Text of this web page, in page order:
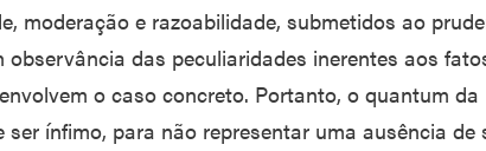
moderação e razoabilidade, submetidos ao
das peculiaridades inerentes aos
o caso concreto. Portanto, o quantum da
ser ínfimo, para não representar uma ausência de